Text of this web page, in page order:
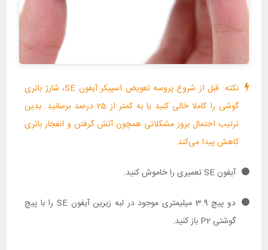
نکته: قبل از شروع پروسه تعویض اسپیکر آیفون SE، شارژ باتری
گوشی را کاملا خالی کنید یا به کمتر از 25 درصد برسانید. بدین
ترتیب احتمال بروز مشکلاتی همچون آتش گرفتن و انفجار باتری
کاهش پیدا می‌کند.
آیفون SE تعمیری را خاموش کنید.
دو پیچ 3.9 میلیمتری موجود در لبه زیرین آیفون SE را با پیچ
گوشتی P2 باز کنید.